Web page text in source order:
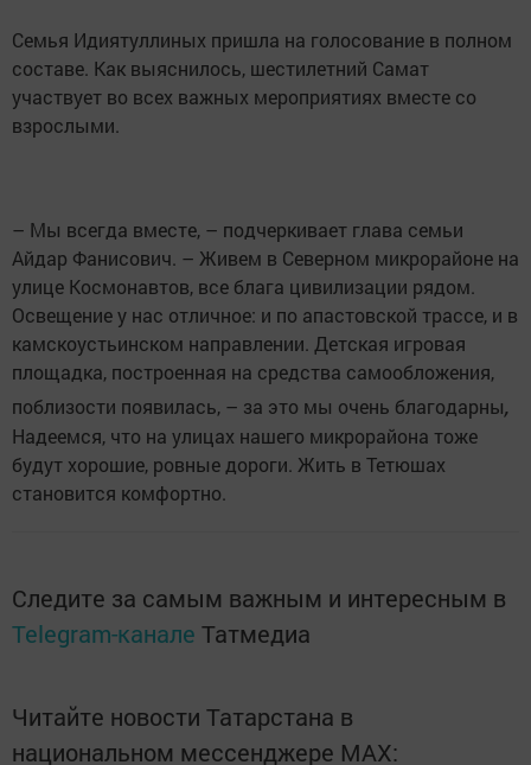
Семья Идиятуллиных пришла на голосование в полном
составе. Как выяснилось, шестилетний Самат
участвует во всех важных мероприятиях вместе со
взрослыми.
– Мы всегда вместе, – подчеркивает глава семьи
Айдар Фанисович. – Живем в Северном микрорайоне на
улице Космонавтов, все блага цивилизации рядом.
Освещение у нас отличное: и по апастовской трассе, и в
камскоустьинском направлении. Детская игровая
площадка, построенная на средства самообложения,
поблизости появилась, – за это мы очень благодарны,
Надеемся, что на улицах нашего микрорайона тоже
будут хорошие, ровные дороги. Жить в Тетюшах
становится комфортно.
Следите за самым важным и интересным в
Telegram-канале Татмедиа
Читайте новости Татарстана в
национальном мессенджере MАХ: